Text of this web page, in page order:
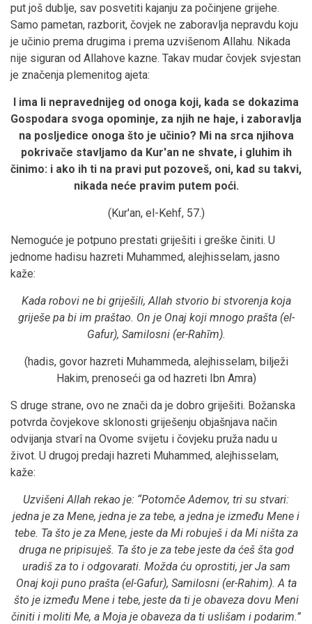
put još dublje, sav posvetiti kajanju za počinjene grijehe.
Samo pametan, razborit, čovjek ne zaboravlja nepravdu koju
je učinio prema drugima i prema uzvišenom Allahu. Nikada
nije siguran od Allahove kazne. Takav mudar čovjek svjestan
je značenja plemenitog ajeta:
I ima li nepravednijeg od onoga koji, kada se dokazima
Gospodara svoga opominje, za njih ne haje, i zaboravlja
na posljedice onoga što je učinio? Mi na srca njihova
pokrivače stavljamo da Kur'an ne shvate, i gluhim ih
činimo: i ako ih ti na pravi put pozoveš, oni, kad su takvi,
nikada neće pravim putem poći.
(Kur'an, el-Kehf, 57.)
Nemoguće je potpuno prestati griješiti i greške činiti. U
jednome hadisu hazreti Muhammed, alejhisselam, jasno
kaže:
Kada robovi ne bi griješili, Allah stvorio bi stvorenja koja
griješe pa bi im praštao. On je Onaj koji mnogo prašta (el-
Gafur), Samilosni (er-Rahīm).
(hadis, govor hazreti Muhammeda, alejhisselam, bilježi
Hakim, prenoseći ga od hazreti Ibn Amra)
S druge strane, ovo ne znači da je dobro griješiti. Božanska
potvrda čovjekove sklonosti griješenju objašnjava način
odvijanja stvarî na Ovome svijetu i čovjeku pruža nadu u
život. U drugoj predaji hazreti Muhammed, alejhisselam,
kaže:
Uzvišeni Allah rekao je: “Potomče Ademov, tri su stvari:
jedna je za Mene, jedna je za tebe, a jedna je između Mene i
tebe. Ta što je za Mene, jeste da Mi robuješ i da Mi ništa za
druga ne pripisuješ. Ta što je za tebe jeste da ćeš šta god
uradiš za to i odgovarati. Možda ću oprostiti, jer Ja sam
Onaj koji puno prašta (el-Gafur), Samilosni (er-Rahim). A ta
što je između Mene i tebe, jeste da ti je obaveza dovu Meni
činiti i moliti Me, a Moja je obaveza da ti uslišam i podarim.”